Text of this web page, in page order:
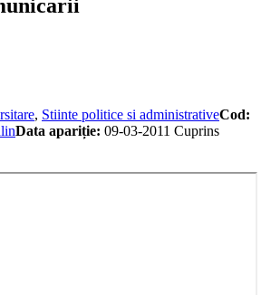
, Stiinte politice si administrativeCod:
Data apariție: 09-03-2011 Cuprins